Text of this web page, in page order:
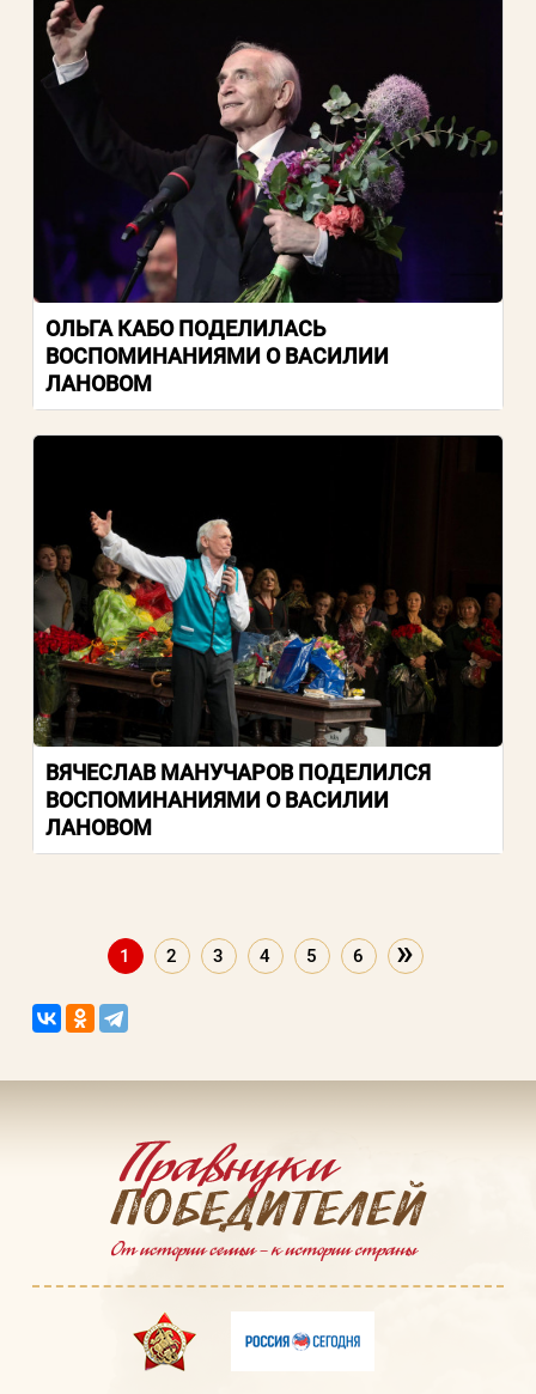
ОЛЬГА КАБО ПОДЕЛИЛАСЬ
ВОСПОМИНАНИЯМИ О ВАСИЛИИ
ЛАНОВОМ
ВЯЧЕСЛАВ МАНУЧАРОВ ПОДЕЛИЛСЯ
ВОСПОМИНАНИЯМИ О ВАСИЛИИ
ЛАНОВОМ
1 2 3 4 5 6 »